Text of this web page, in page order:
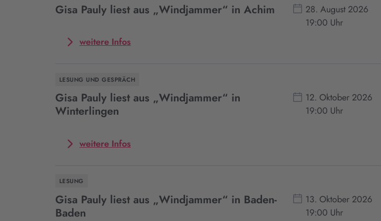
liest
Gisa Pauly liest aus „Windjammer“ in Achim
28. August 2026
19:00 Uhr
weitere InfosMehr
Pauly
liest
LESUNG UND GESPRÄCH
Gisa Pauly liest aus „Windjammer“ in
Winterlingen
12. Oktober 2026
19:00 Uhr
weitere InfosMehr
liest
LESUNG
Gisa Pauly liest aus „Windjammer“ in Baden-
Baden
13. Oktober 2026
19:00 Uhr